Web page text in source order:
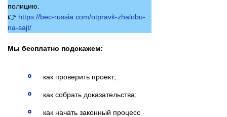
полицию.
👉 https://bec-russia.com/otpravit-zhalobu-
na-sajt/
Мы бесплатно подскажем:
как проверить проект;
как собрать доказательства;
как начать законный процесс